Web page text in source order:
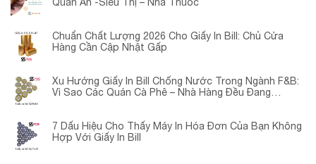
Chuẩn Chất Lượng 2026 Cho Giấy In Bill: Chủ Cửa
Hàng Cần Cập Nhật Gấp
Xu Hướng Giấy In Bill Chống Nước Trong Ngành F&B:
Vì Sao Các Quán Cà Phê – Nhà Hàng Đều Đang
7 Dấu Hiệu Cho Thấy Máy In Hóa Đơn Của Bạn Không
Hợp Với Giấy In Bill